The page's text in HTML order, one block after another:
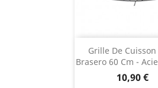
Grille De
Brasero 60 Cm -
Prix
10,90 €